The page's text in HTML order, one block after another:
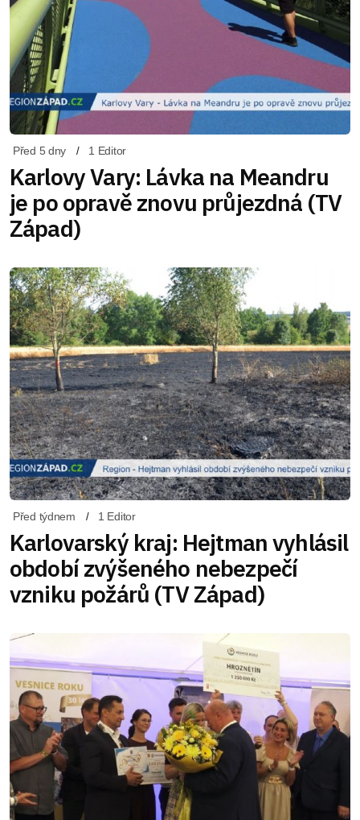
Před 5 dny 1 Editor
Karlovy Vary: Lávka na Meandru
je po opravě znovu průjezdná (TV
Západ)
Před týdnem 1 Editor
Karlovarský kraj: Hejtman vyhlásil
období zvýšeného nebezpečí
vzniku požárů (TV Západ)